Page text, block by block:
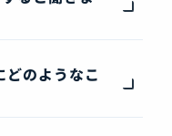
どのようなこ